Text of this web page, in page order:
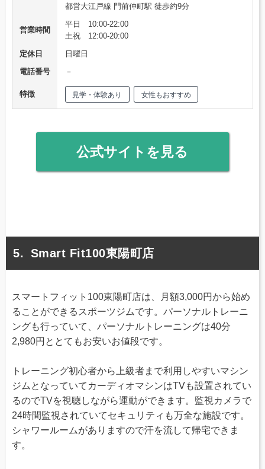
都営大江戸線 門前仲町駅 徒歩約9分
営業時間
平日 10:00-22:00
土祝 12:00-20:00
定休日
日曜日
電話番号
－
特徴 見学・体験あり 女性もおすすめ
公式サイトを見る
Smart Fit100東陽町店
スマートフィット100東陽町店は、月額3,000円から始め
ることができるスポーツジムです。パーソナルトレーニ
ングも行っていて、パーソナルトレーニングは40分
2,980円ととてもお安いお値段です。
トレーニング初心者から上級者まで利用しやすいマシン
ジムとなっていてカーディオマシンはTVも設置されてい
るのでTVを視聴しながら運動ができます。監視カメラで
24時間監視されていてセキュリティも万全な施設です。
シャワールームがありますので汗を流して帰宅できま
す。